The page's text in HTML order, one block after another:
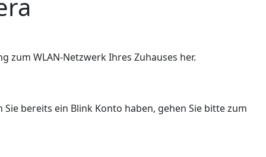
zum WLAN-Netzwerk Ihres Zuhauses her.
bereits ein Blink Konto haben, gehen Sie bitte zum